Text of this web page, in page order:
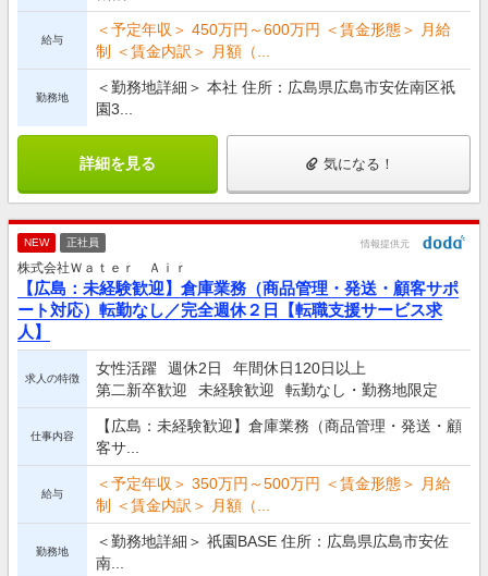
給与
＜予定年収＞ 450万円～600万円 ＜賃金形態＞ 月給
制 ＜賃金内訳＞ 月額（...
勤務地
＜勤務地詳細＞ 本社 住所：広島県広島市安佐南区祇
園3...
詳細を見る 気になる！
NEW 正社員 情報提供元
株式会社Ｗａｔｅｒ Ａｉｒ
【広島：未経験歓迎】倉庫業務（商品管理・発送・顧客サポ
ート対応）転勤なし／完全週休２日【転職支援サービス求
人】
求人の特徴
女性活躍 週休2日
年間休日120日以上
第二新卒歓迎
未経験歓迎 転勤なし・勤務地限定
仕事内容
【広島：未経験歓迎】倉庫業務（商品管理・発送・顧
客サ...
給与
＜予定年収＞ 350万円～500万円 ＜賃金形態＞ 月給
制 ＜賃金内訳＞ 月額（...
勤務地
＜勤務地詳細＞ 祇園BASE 住所：広島県広島市安佐
南...